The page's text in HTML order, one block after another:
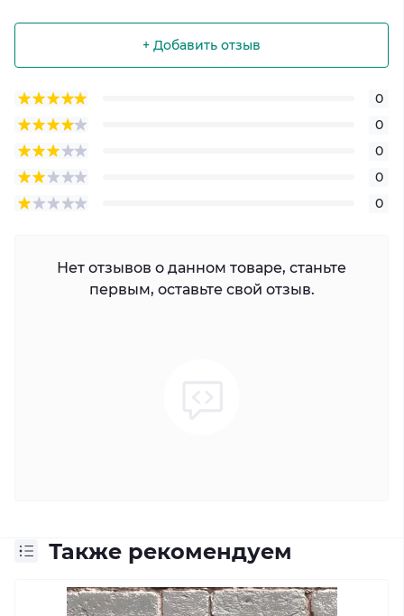
+ Добавить отзыв
0
0
0
0
0
Нет отзывов о данном товаре, станьте
первым, оставьте свой отзыв.
Также рекомендуем